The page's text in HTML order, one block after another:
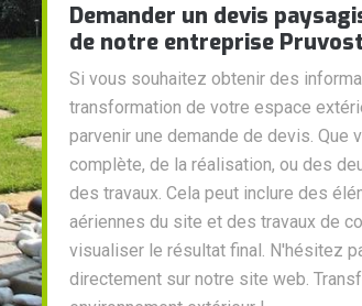
Demander un devis
de notre entreprise
Si vous souhaitez obtenir des
transformation de votre espace
parvenir une demande de devis. Que
complète, de la réalisation, ou des
des travaux. Cela peut inclure des
aériennes du site et des travaux de
visualiser le résultat final. N'hésitez
directement sur notre site web.